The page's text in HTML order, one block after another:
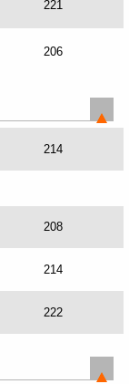
221
206
214
208
214
222